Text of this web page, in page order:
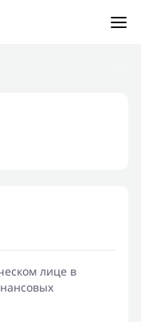
лице в
и сообщим